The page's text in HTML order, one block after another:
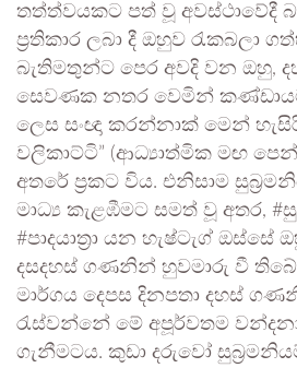
තත්ත්වයකට පත් වූ අවස්ථාවේදී
ප්‍රතිකාර ලබා දී ඔහුව රැකබලා
බැතිමතුන්ට පෙර අවදි වන ඔහු,
සෙවණක නතර වෙමින්
ලෙස සංඥා කරන්නාක් මෙන්
වලිකාට්ටි” (ආධ්‍යාත්මික මඟ
අතරේ ප්‍රකට විය. එනිසාම
මාධ්‍ය කැළඹීමට සමත් වූ අතර,
#පාදයාත්‍රා යන හැෂ්ටැග් ඔස්සේ
දසදහස් ගණනින් හුවමාරු වී
මාර්ගය දෙපස දිනපතා දහස්
රැස්වන්නේ මේ අපූර්වතම
ගැනීමටය. කුඩා දරුවෝ